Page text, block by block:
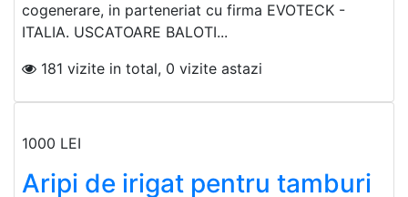
cogenerare, in parteneriat cu firma EVOTECK -
ITALIA. USCATOARE BALOTI...
181 vizite in total, 0 vizite astazi
1000 LEI
Aripi de irigat pentru tamburi